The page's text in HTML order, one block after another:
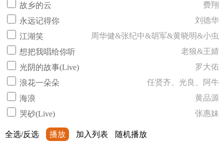
故乡的云
费翔
永远记得你
刘德华
江湖笑
周华健&张纪中&胡军&黄晓明&小虫
想把我唱给你听
老狼&王婧
光阴的故事(Live)
罗大佑
浪花一朵朵
任贤齐、光良、阿牛
海浪
黄品源
哭砂(Live)
张惠妹
全选/反选 播放 加入列表 随机播放